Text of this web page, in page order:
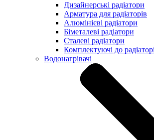
Дизайнерські радіатори
Арматура для радіаторів
Алюмінієві радіатори
Біметалеві радіатори
Сталеві радіатори
Комплектуючі до
Водонагрівачі